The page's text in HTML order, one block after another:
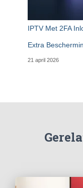
IPTV Met 2FA
Extra
21 april 2026